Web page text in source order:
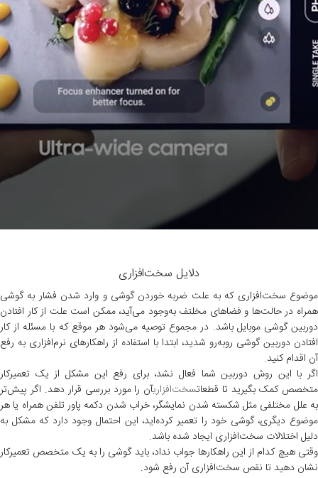
دلایل سخت‌افزاری
موضوع سخت‌افزاری که به علت ضربه خوردن گوشی و وارد شدن فشار به گوشی
همراه در حالت‌ها و فضاهای مخلتف به‌وجود می‌آید، ممکن است علت از کار افتادن
دوربین گوشی موبایل باشد. در مجموع توصیه می‌شود هر موقع که با مسئله از کار
افتادن دوربین گوشی روبه‌رو شدید، ابتدا با استفاده از راهکارهای نرم‌افزاری به رفع
آن اقدام کنید.
اگر با این روش دوربین شما فعال نشد، برای رفع این مشکل از یک تعمیرکار
متخصص کمک بگیرید تا قطعاتسخت‌افزاریآن را مورد بررسی قرار دهد. اگر پیش‌تر
به علل مختلفی مثل شکسته شدن نمایشگر، خراب شدن دکمه پاور تلفن همراه یا هر
موضوع دیگری، گوشی خود را تعمیر کرده‌اید، این احتمال وجود دارد که مشکل به
دلیل اختلالات سخت‌افزاری ایجاد شده باشد.
وقتی هیچ کدام از این راهکارها جواب نداد، باید گوشی را به یک متخصص تعمیرکار
نشان دهید تا نقص سخت‌افزاری آن رفع شود.